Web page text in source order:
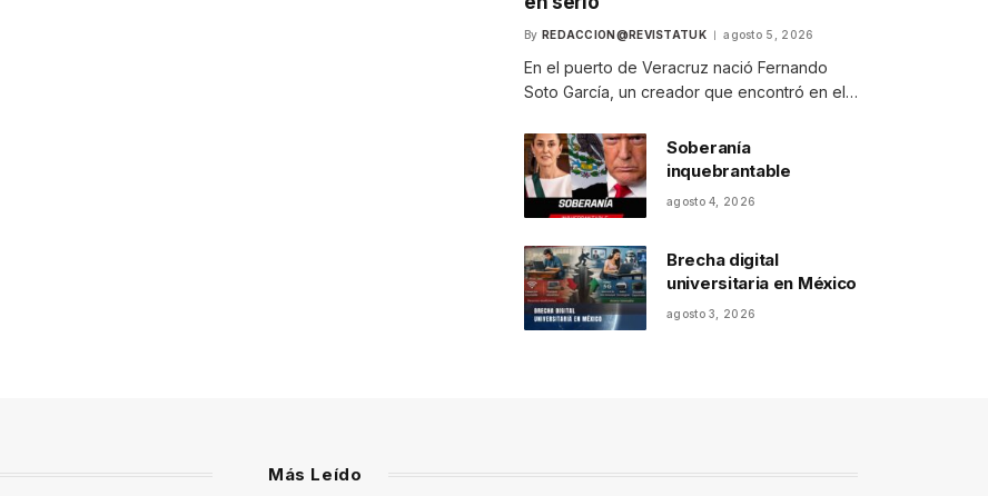
By REDACCION@REVISTATUK agosto 5, 2026
En el puerto de Veracruz nació Fernando
Soto García, un creador que encontró en el…
Soberanía
inquebrantable
agosto 4, 2026
Brecha digital
universitaria en México
agosto 3, 2026
Más Leído